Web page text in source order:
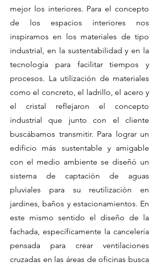
mejor los interiores. Para el concepto
de los espacios interiores nos
inspiramos en los materiales de tipo
industrial, en la sustentabilidad y en la
tecnología para facilitar tiempos y
procesos. La utilización de materiales
como el concreto, el ladrillo, el acero y
el cristal reflejaron el concepto
industrial que junto con el cliente
buscábamos transmitir. Para lograr un
edificio más sustentable y amigable
con el medio ambiente se diseñó un
sistema de captación de aguas
pluviales para su reutilización en
jardines, baños y estacionamientos. En
este mismo sentido el diseño de la
fachada, específicamente la cancelería
pensada para crear ventilaciones
cruzadas en las áreas de oficinas busca